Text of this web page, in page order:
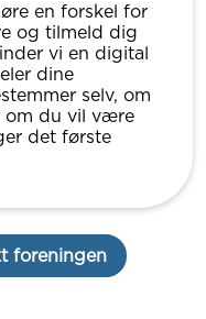
en forskel for
og tilmeld dig
vi en digital
dine
selv, om
om du vil være
det første
foreningen